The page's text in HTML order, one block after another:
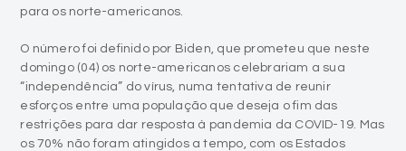
para os norte-americanos.
O número foi definido por Biden, que prometeu que neste
domingo (04) os norte-americanos celebrariam a sua
“independência” do vírus, numa tentativa de reunir
esforços entre uma população que deseja o fim das
restrições para dar resposta à pandemia da COVID-19. Mas
os 70% não foram atingidos a tempo, com os Estados